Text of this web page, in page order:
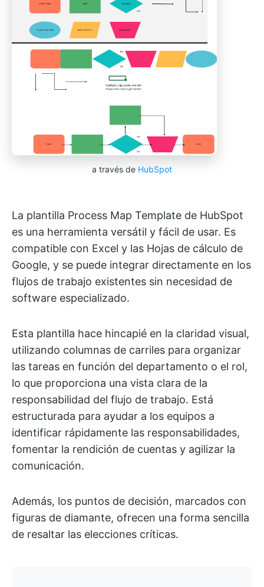
a través de HubSpot
La plantilla Process Map Template de HubSpot
es una herramienta versátil y fácil de usar. Es
compatible con Excel y las Hojas de cálculo de
Google, y se puede integrar directamente en los
flujos de trabajo existentes sin necesidad de
software especializado.
Esta plantilla hace hincapié en la claridad visual,
utilizando columnas de carriles para organizar
las tareas en función del departamento o el rol,
lo que proporciona una vista clara de la
responsabilidad del flujo de trabajo. Está
estructurada para ayudar a los equipos a
identificar rápidamente las responsabilidades,
fomentar la rendición de cuentas y agilizar la
comunicación.
Además, los puntos de decisión, marcados con
figuras de diamante, ofrecen una forma sencilla
de resaltar las elecciones críticas.